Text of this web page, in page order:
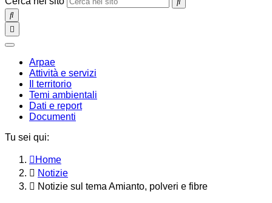
SEARCH
Toggle
navigation
chiudi
Arpae
Attività e servizi
Il territorio
Temi ambientali
Dati e report
Documenti
Tu sei qui:
Home
Notizie
Notizie sul tema Amianto, polveri e fibre